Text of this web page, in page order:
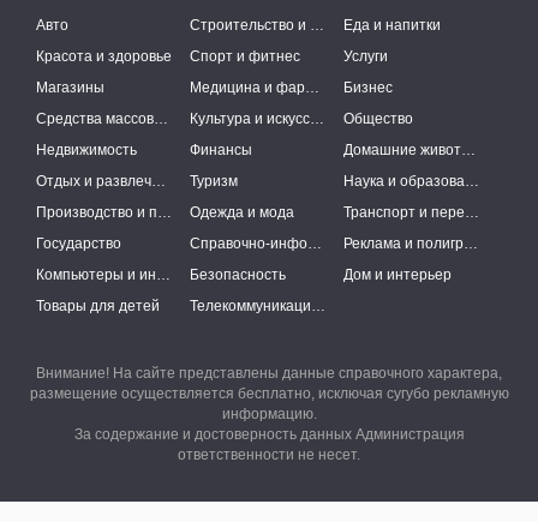
Авто Строительство и ремонт
Еда и напитки
Красота и здоровье
Спорт и фитнес
Услуги
Магазины
Медицина и фармацевтика
Бизнес
Средства массовой информации
Культура и искусство
Общество
Недвижимость
Финансы
Домашние животные
Отдых и развлечения
Туризм
Наука и образование
Производство и поставки
Одежда и мода
Транспорт и перевозки
Государство
Справочно-информационные системы
Реклама и полиграфия
Компьютеры и интернет
Безопасность
Дом и интерьер
Товары для детей
Телекоммуникации и связь
Внимание! На сайте представлены данные справочного характера,
размещение осуществляется бесплатно, исключая сугубо рекламную
информацию.
За содержание и достоверность данных Администрация
ответственности не несет.